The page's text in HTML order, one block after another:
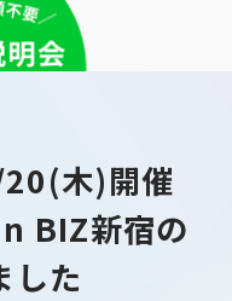
20(木)開催
BIZ新宿の
した